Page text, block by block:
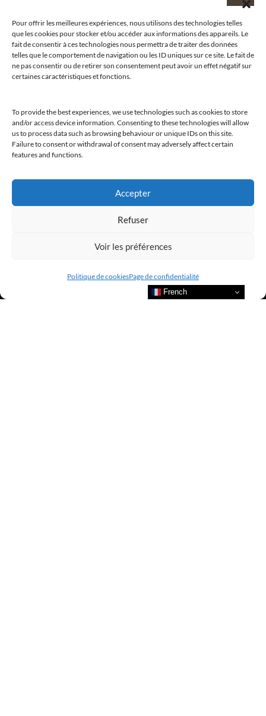
Pour offrir les meilleures expériences, nous utilisons des technologies telles
que les cookies pour stocker et/ou accéder aux informations des appareils. Le
fait de consentir à ces technologies nous permettra de traiter des données
telles que le comportement de navigation ou les ID uniques sur ce site. Le fait de
ne pas consentir ou de retirer son consentement peut avoir un effet négatif sur
certaines caractéristiques et fonctions.
To provide the best experiences, we use technologies such as cookies to store
and/or access device information. Consenting to these technologies will allow
us to process data such as browsing behaviour or unique IDs on this site.
Failure to consent or withdrawal of consent may adversely affect certain
features and functions.
Accepter
Refuser
Voir les préférences
Politique de cookiesPage de confidentialité
@clubamilcar
French